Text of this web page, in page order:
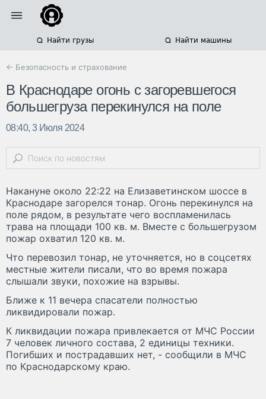
Найти грузы Найти машины
← Безопасность и страхование
В Краснодаре огонь с загоревшегося
большегруза перекинулся на поле
08:40, 3 Июля 2024
Накануне около 22:22 на Елизаветинском шоссе в
Краснодаре загорелся тонар. Огонь перекинулся на
поле рядом, в результате чего воспламенилась
трава на площади 100 кв. м. Вместе с большегрузом
пожар охватил 120 кв. м.
Что перевозил тонар, не уточняется, но в соцсетях
местные жители писали, что во время пожара
слышали звуки, похожие на взрывы.
Ближе к 11 вечера спасатели полностью
ликвидировали пожар.
К ликвидации пожара привлекается от МЧС России
7 человек личного состава, 2 единицы техники.
Погибших и пострадавших нет, - сообщили в МЧС
по Краснодарскому краю.